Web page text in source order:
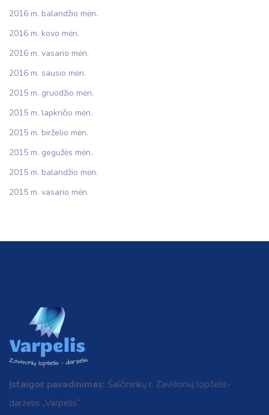
2016 m. balandžio mėn.
2016 m. kovo mėn.
2016 m. vasario mėn.
2016 m. sausio mėn.
2015 m. gruodžio mėn.
2015 m. lapkričio mėn.
2015 m. birželio mėn.
2015 m. gegužės mėn.
2015 m. balandžio mėn.
2015 m. vasario mėn.
Įstaigos pavadinimas: Šalčininkų r. Zavišonių lopšelis-
darželis „Varpelis“